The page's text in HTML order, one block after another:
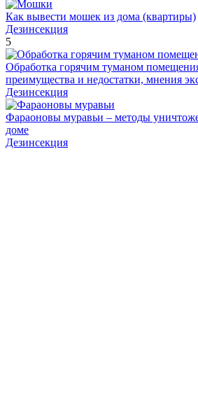
Как вывести мошек из дома (квартиры)
Дезинсекция
5
Обработка горячим туманом
преимущества и недостатки, мнения
Дезинсекция
Фараоновы муравьи – методы
доме
Дезинсекция